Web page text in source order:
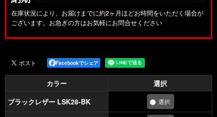
在庫状況により、お届けまでに約2ヶ月ほどお時間をいただく場合が
ございます。お急ぎの方はお気軽にお問合せください
Facebookでシェア
カラー
選択
ブラックレザー LSK28-BK